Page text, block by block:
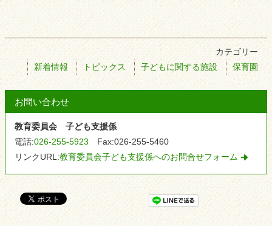
カテゴリー
新着情報
トピックス 子どもに関する施設 保育園
お問い合わせ
教育委員会 子ども支援係
電話:026-255-5923 Fax:026-255-5460
リンクURL:教育委員会子ども支援係へのお問合せフォーム